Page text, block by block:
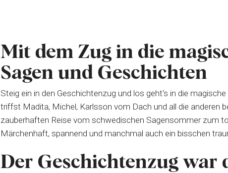
Mit dem Zug in die
Sagen und Geschichten
Steig ein in den Geschichtenzug und los geht‘s in die
triffst Madita, Michel, Karlsson vom Dach und all die anderen
zauberhaften Reise vom schwedischen Sagensommer zum
Märchenhaft, spannend und manchmal auch ein bisschen
Der Geschichtenzug war